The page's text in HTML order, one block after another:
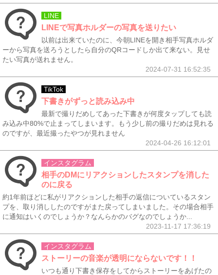
LINE
LINEで写真ホルダーの写真を送りたい
以前は出来ていたのに、今朝LINEを開き相手写真ホルダ
ーから写真を送ろうとしたら自分のQRコードしか出て来ない。見せ
たい写真が送れません。
2024-07-31 16:52:35
TikTok
下書きがずっと読み込み中
最新で撮りだめしてあった下書きが何度タップしても読
み込み中80%で止まってしまいます。もう少し前の撮りだめは見れる
のですが、最近撮ったやつが見れません
2024-04-26 16:12:01
インスタグラム
相手のDMにリアクションしたスタンプを消した
のに戻る
約1年前ほどに私がリアクションした相手の返信についているスタン
プを、取り消ししたのですがまた戻ってしまいました。その場合相手
に通知はいくのでしょうか？なんらかのバグなのでしょうか...
2023-11-17 17:36:19
インスタグラム
ストーリーの音楽が透明にならないです！！
いつも通り下書き保存をしてからストーリーをあげたの